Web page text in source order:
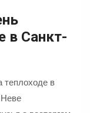
в Санкт-
теплоходе в